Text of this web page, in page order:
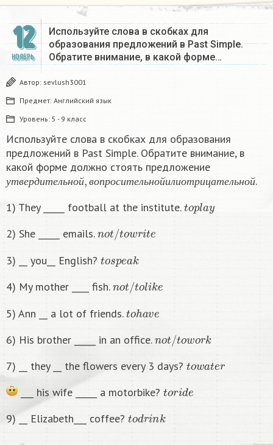
12
НОЯБРЬ
Используйте слова в скобках для
образования предложений в Past Simple.
Обратите внимание, в какой форме…
Автор: sevlush3001
Предмет: Английский язык
Уровень: 5 - 9 класс
Используйте слова в скобках для образования
предложений в Past Simple. Обратите внимание, в
какой форме должно стоять предложение
у т в е р д и т ел ьн о й в опр ос ительн о й ил и отр и цательн о й
утвер дитель ной,вопр осит ел ьнойилиотриц ой.
1) They _____ football at the institute. t pl
2) She _____ emails. t /t t
3) __ you__ English? t k
4) My mother ____ fish. t /t lik
5) Ann __ a lot of friends. h
6) His brother _____ in an office. /t k
7) __ they __ the flowers every 3 days? t t
___ his wife _____ a motorbike?t ide
9) __ Elizabeth___ coffee? t d in k